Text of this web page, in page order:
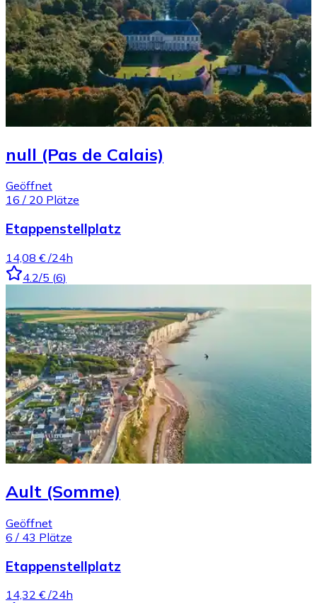
null (Pas de Calais)
Geöffnet
16 / 20 Plätze
Etappenstellplatz
14,08 € /24h
4.2/5 (6)
Ault (Somme)
Geöffnet
6 / 43 Plätze
Etappenstellplatz
14,32 € /24h